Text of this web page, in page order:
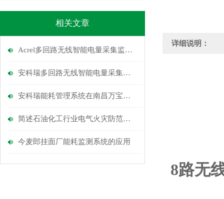
相关文章
Acrel多回路无线智能电量采集监控装置
安科瑞多回路无线智能电量采集监控装置
安科瑞能耗管理系统在南昌万宝行宝马4S店的应用
简述石油化工行业电气火灾防范与消防监控产品选型
今麦郎挂面厂能耗监测系统的应用
详细说明：
8路无